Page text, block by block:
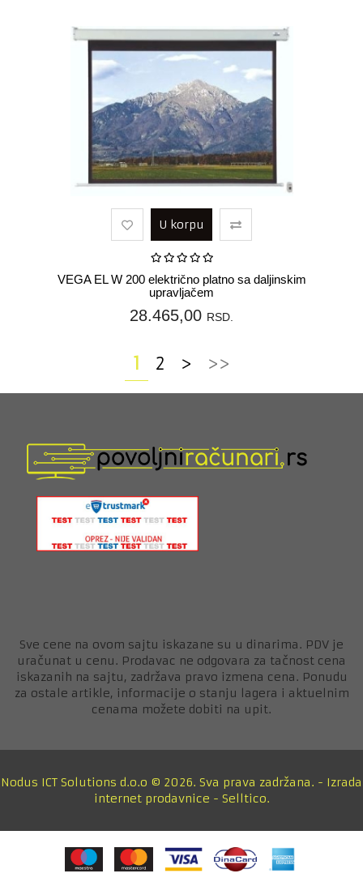
U korpu
VEGA EL W 200 električno platno sa daljinskim
upravljačem
28.465,00 RSD.
1 2 > >>
Sve cene na ovom sajtu iskazane su u dinarima. PDV je
uračunat u cenu. Prodavac ne odgovara za tačnost cena
iskazanih na sajtu, zadržava pravo izmena cena. Ponudu
za ostale artikle, informacije o stanju lagera i aktuelnim
cenama možete dobiti na upit.
Nodus ICT Solutions d.o.o © 2026. Sva prava zadržana. - Izrada
internet prodavnice - Selltico.